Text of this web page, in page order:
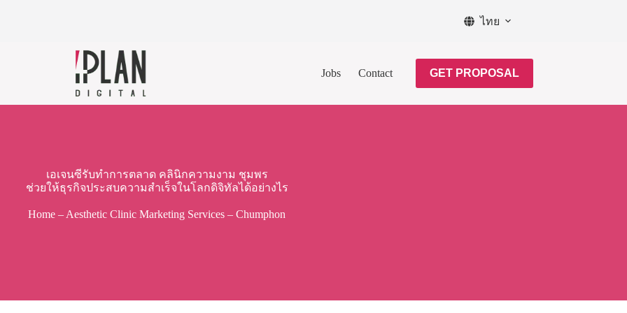
ไทย
Jobs Contact GET PROPOSAL
เอเจนซีรับทำการตลาด คลินิกความงาม ชุมพร
ช่วยให้ธุรกิจประสบความสำเร็จในโลกดิจิทัลได้อย่างไร
Home – Aesthetic Clinic Marketing Services – Chumphon